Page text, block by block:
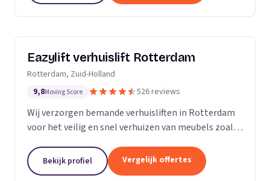
Eazylift verhuislift Rotterdam
Rotterdam, Zuid-Holland
9,8Moving Score 526 reviews
Wij verzorgen bemande verhuisliften in Rotterdam
voor het veilig en snel verhuizen van meubels zoals
Bekijk profiel Vergelijk offertes